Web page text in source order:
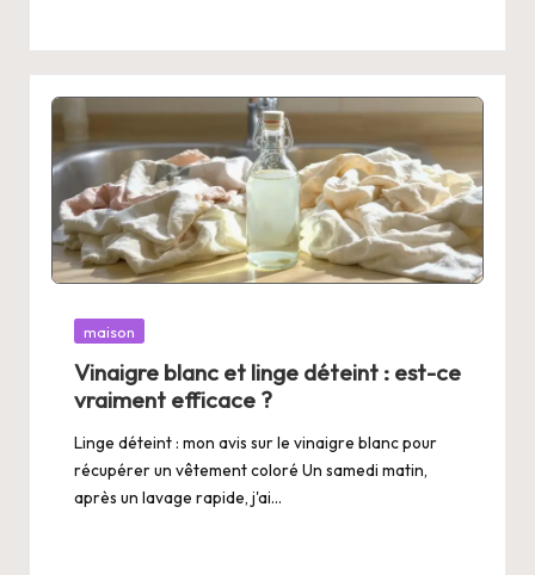
Posted
maison
Vinaigre blanc et linge déteint : est-ce
vraiment efficace ?
Linge déteint : mon avis sur le vinaigre blanc pour
récupérer un vêtement coloré Un samedi matin,
après un lavage rapide, j'ai…